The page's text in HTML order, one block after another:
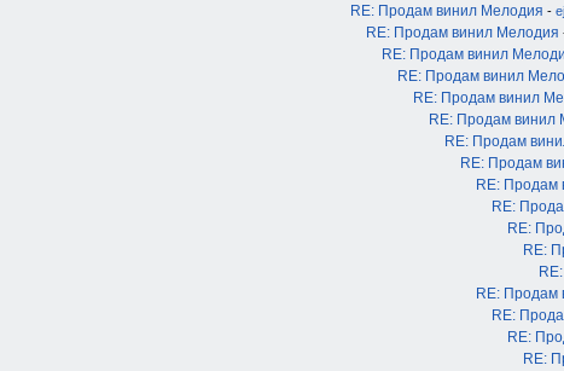
RE: Продам винил Мелодия -
RE: Продам винил Мелодия
RE: Продам винил
RE: Продам винил
RE: Продам винил
RE: Продам винил
RE: Продам
RE: Продам
RE: Продам
RE:
RE:
RE:
RE: Продам
RE:
RE:
RE: